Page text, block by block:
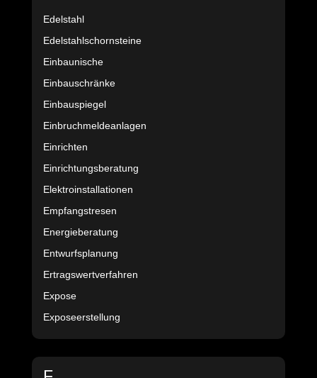
Edelstahl
Edelstahlschornsteine
Einbaunische
Einbauschränke
Einbauspiegel
Einbruchmeldeanlagen
Einrichten
Einrichtungsberatung
Elektroinstallationen
Empfangstresen
Energieberatung
Entwurfsplanung
Ertragswertverfahren
Expose
Exposeerstellung